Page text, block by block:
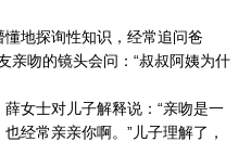
地探询性知识，经常追问爸
亲吻的镜头会问：“叔叔阿姨为什
女士对儿子解释说：“亲吻是一
经常亲亲你啊。”儿子理解了，